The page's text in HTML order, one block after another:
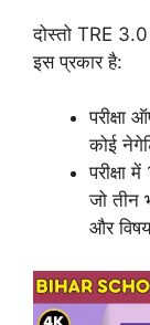
दोस्तो TRE 3.0
इस प्रकार है:
परीक्षा
कोई
परीक्षा
जो तीन
और